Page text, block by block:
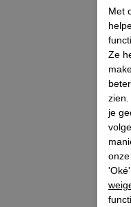
Met
Ze
je